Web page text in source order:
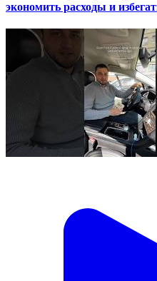
экономить расходы и